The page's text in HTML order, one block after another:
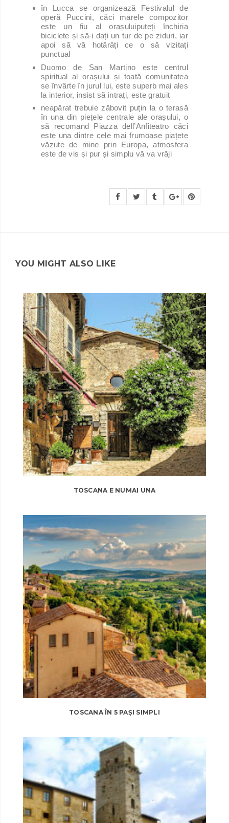
în Lucca se organizează Festivalul de
operă Puccini, căci marele compozitor
este un fiu al orașuluiputeți închiria
biciclete și să-i dați un tur de pe ziduri, iar
apoi să vă hotărâți ce o să vizitați
punctual
Duomo de San Martino este centrul
spiritual al orașului și toată comunitatea
se învârte în jurul lui, este superb mai ales
la interior, insist să intrați, este gratuit
neapărat trebuie zăbovit puțin la o terasă
în una din piețele centrale ale orașului, o
să recomand Piazza dell’Anfiteatro căci
este una dintre cele mai frumoase piațete
văzute de mine prin Europa, atmosfera
este de vis și pur și simplu vă va vrăji
YOU MIGHT ALSO LIKE
TOSCANA E NUMAI UNA
TOSCANA ÎN 5 PAȘI SIMPLI